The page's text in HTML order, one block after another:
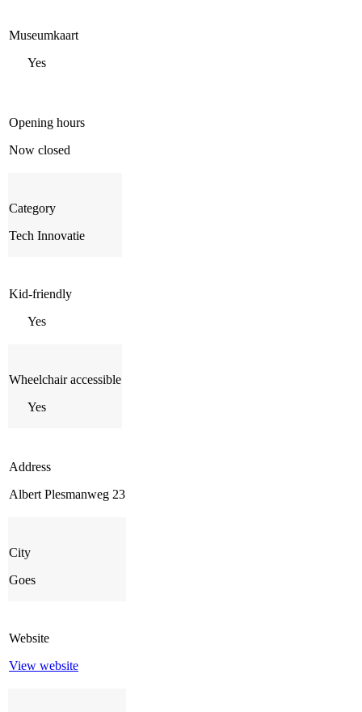
Museumkaart
Yes
Opening hours
Now closed
Category
Tech Innovatie
Kid-friendly
Yes
Wheelchair accessible
Yes
Address
Albert Plesmanweg 23
City
Goes
Website
View website